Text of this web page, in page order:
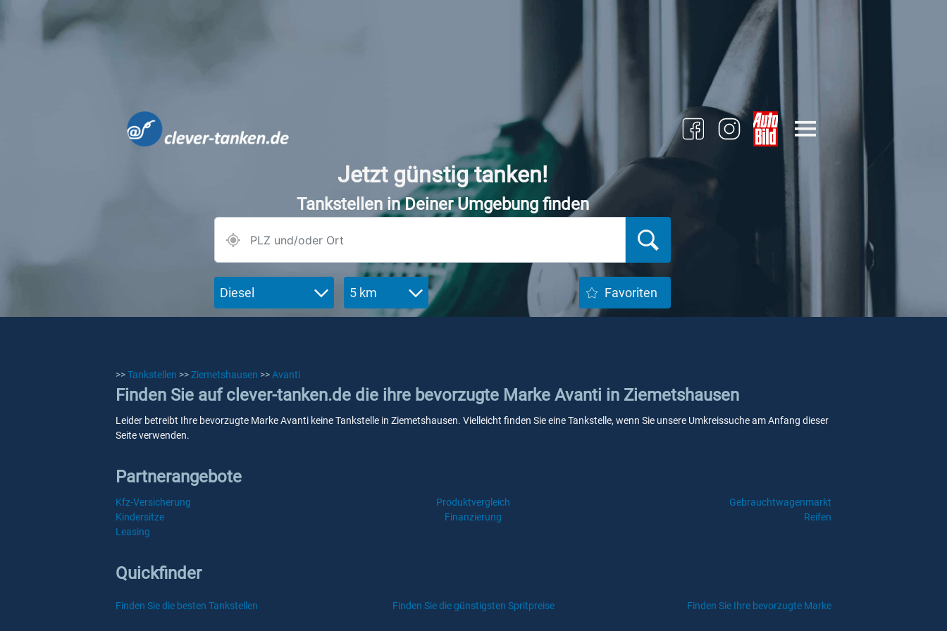
Jetzt günstig tanken!
Tankstellen in Deiner Umgebung finden
Diesel 5 km Favoriten
>>Tankstellen >>Ziemetshausen >>Avanti
Finden Sie auf clever-tanken.de die ihre bevorzugte Marke Avanti in Ziemetshausen
Leider betreibt Ihre bevorzugte Marke Avanti keine Tankstelle in Ziemetshausen. Vielleicht finden Sie eine Tankstelle, wenn Sie unsere Umkreissuche am Anfang dieser
Seite verwenden.
Partnerangebote
Kfz-Versicherung Produktvergleich
Gebrauchtwagenmarkt
Kindersitze
Finanzierung
Reifen
Leasing
Quickfinder
Finden Sie die besten Tankstellen Finden Sie die günstigsten Spritpreise Finden Sie Ihre bevorzugte Marke